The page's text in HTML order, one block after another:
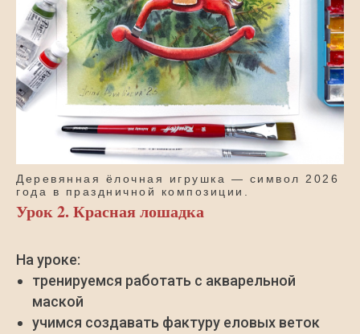
Деревянная ёлочная игрушка — символ 2026
года в праздничной композиции.
Урок 2. Красная лошадка
На уроке:
тренируемся работать с акварельной
маской
учимся создавать фактуру еловых веток